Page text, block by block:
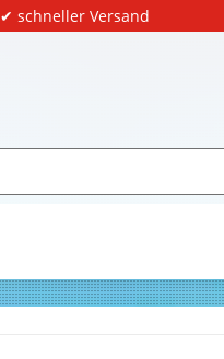
✔ schneller Versand